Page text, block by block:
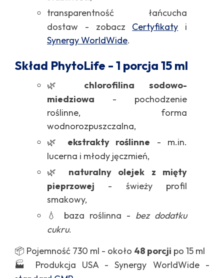
transparentność łańcucha
dostaw - zobacz Certyfikaty i
Synergy WorldWide.
Skład PhytoLife - 1 porcja 15 ml
🌿 chlorofilina sodowo-
miedziowa - pochodzenie
roślinne, forma
wodnorozpuszczalna,
🌿 ekstrakty roślinne - m.in.
lucerna i młody jęczmień,
🌿 naturalny olejek z mięty
pieprzowej - świeży profil
smakowy,
💧 baza roślinna - bez dodatku
cukru.
📦 Pojemność 730 ml - około 48 porcji po 15 ml
🏭 Produkcja USA - Synergy WorldWide -